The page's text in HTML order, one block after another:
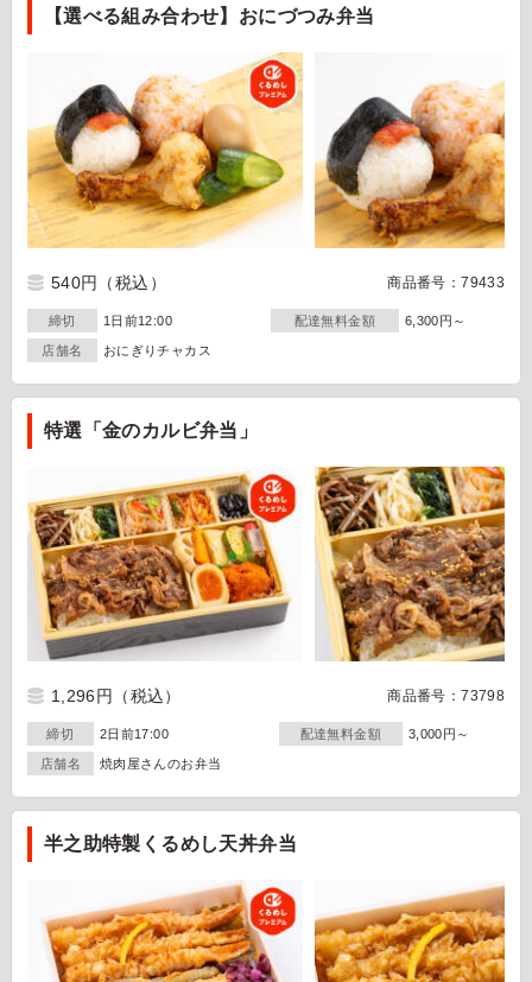
【選べる組み合わせ】おにづつみ弁当
540円 （税込） 商品番号：79433
締切 1日前12:00 配達無料金額 6,300円～
店舗名 おにぎりチャカス
特選「金のカルビ弁当」
1,296円 （税込） 商品番号：73798
締切 2日前17:00 配達無料金額 3,000円～
店舗名 焼肉屋さんのお弁当
半之助特製くるめし天丼弁当